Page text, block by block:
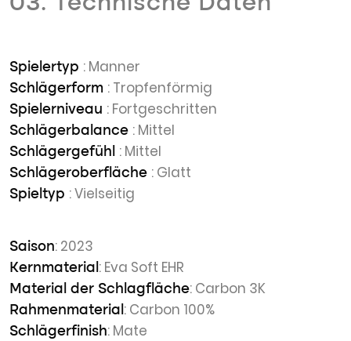
Spielertyp : Manner
Schlägerform : Tropfenförmig
Spielerniveau : Fortgeschritten
Schlägerbalance : Mittel
Schlägergefühl : Mittel
Schlägeroberfläche : Glatt
Spieltyp : Vielseitig
Saison: 2023
Kernmaterial : Eva Soft EHR
Material der Schlagfläche: Carbon 3K
Rahmenmaterial : Carbon 100%
Schlägerfinish: Mate